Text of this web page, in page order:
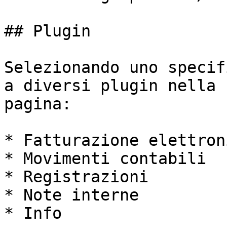
## Plugin
Selezionando uno
a diversi plugin nella
pagina:
* Fatturazione
* Movimenti contabili
* Registrazioni
* Note interne
* Info